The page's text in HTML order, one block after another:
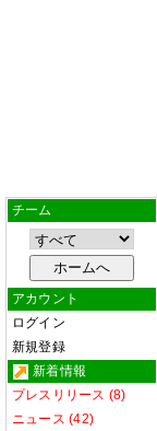
チーム
アカウント
ログイン
新規登録
新着情報
プレスリリース (8)
ニュース (42)